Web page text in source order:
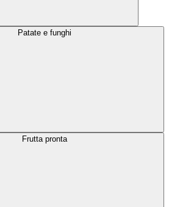
Patate e funghi
Frutta pronta